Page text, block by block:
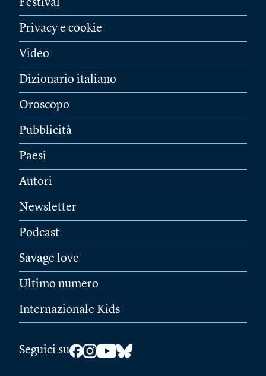
Festival
Privacy e cookie
Video
Dizionario italiano
Oroscopo
Pubblicità
Paesi
Autori
Newsletter
Podcast
Savage love
Ultimo numero
Internazionale Kids
Seguici su